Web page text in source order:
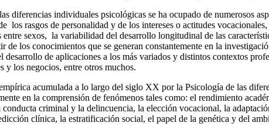
diferencias individuales psicológicas se ha ocupado de numerosos
los rasgos de personalidad y de los intereses o actitudes
entre sexos, la variabilidad del desarrollo longitudinal de las
de los conocimientos que se generan constantemente en la
desarrollo de aplicaciones a los más variados y distintos contextos
y los negocios, entre otros muchos.
acumulada a lo largo del siglo XX por la Psicología de las
en la comprensión de fenómenos tales como: el rendimiento
conducta criminal y la delincuencia, la elección vocacional, la
clínica, la estratificación social, el papel de la genética y del